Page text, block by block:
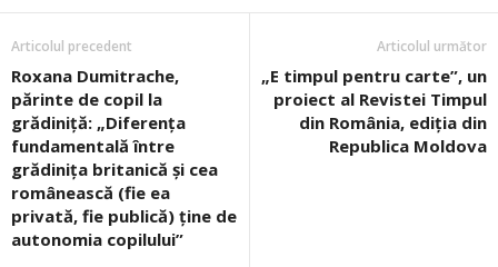
Articolul precedent
Roxana Dumitrache,
părinte de copil la
grădiniță: „Diferența
fundamentală între
grădinița britanică și cea
românească (fie ea
privată, fie publică) ține de
autonomia copilului”
Articolul următor
„E timpul pentru carte”, un
proiect al Revistei Timpul
din România, ediția din
Republica Moldova